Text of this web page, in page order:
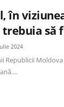
în
să
2024
Republicii